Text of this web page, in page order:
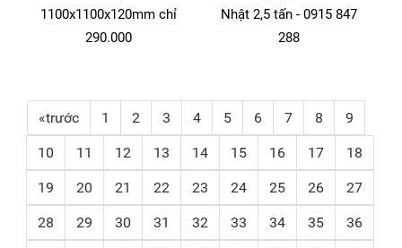
1100x1100x120mm chỉ
290.000
Nhật 2,5 tấn - 0915 847
288
«trước 1 2 3 4 5 6 7 8 9
10 11 12 13 14 15 16 17 18
19 20 21 22 23 24 25 26 27
28 29 30 31 32 33 34 35 36